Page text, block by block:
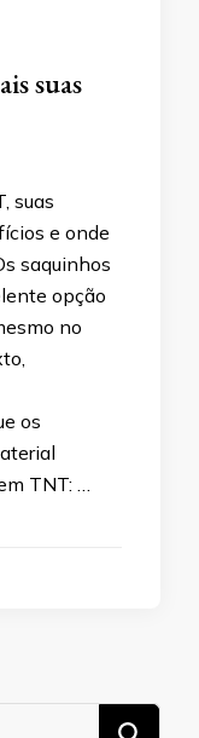
suas
suas
e onde
saquinhos
opção
no
os
TNT: …